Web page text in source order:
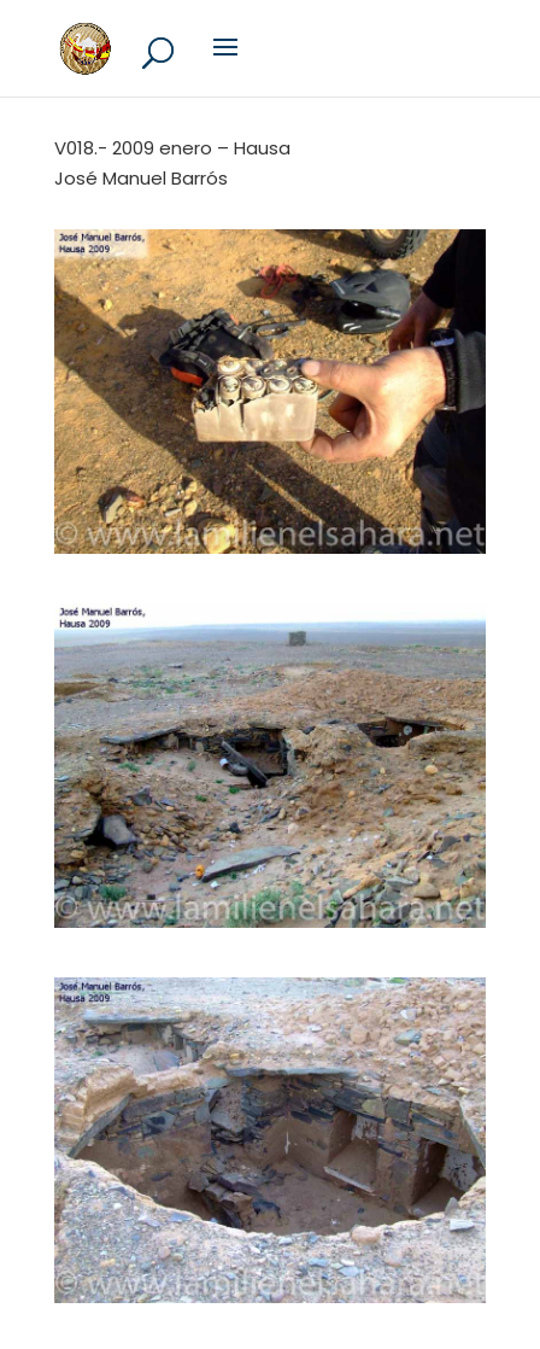
V018.- 2009 enero – Hausa
José Manuel Barrós